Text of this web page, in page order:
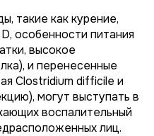
такие как курение,
особенности питания
высокое
и перенесенные
Clostridium difficile и
могут выступать в
воспалительный
лиц.